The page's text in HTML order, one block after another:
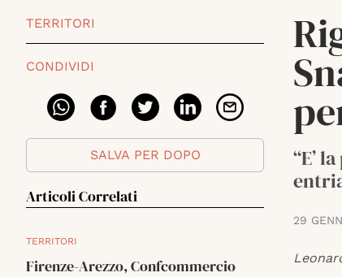
TERRITORI
CONDIVIDI
SALVA PER DOPO
Articoli Correlati
TERRITORI
Firenze-Arezzo, Confcommercio
“E’
29